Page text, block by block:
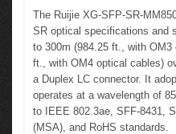
The Ruijie XG-SFP-SR-
SR optical specifications and
to 300m (984.25 ft., with
ft., with OM4 optical cables)
a Duplex LC connector. It
operates at a wavelength of
to IEEE 802.3ae, SFF-8431,
(MSA), and RoHS standards.